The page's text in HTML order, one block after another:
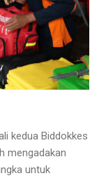
kedua Biddokkes
mengadakan
untuk